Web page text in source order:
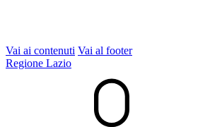
Vai ai contenuti Vai al footer
Regione Lazio